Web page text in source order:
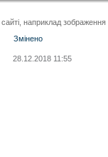
наприклад зображення
Змінено
28.12.2018 11:55